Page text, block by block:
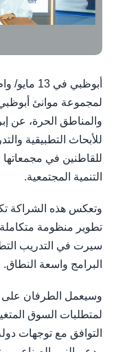
أبوظبي
لمجموعة موانئ
والمناطق الحرة، عن
للأبحاث التطبيقية
للقاطنين في مجمعاتها
التنمية المجتمعية.
وتعكس هذه الشراكة
تطوير منظومة
سيرت في التدريب
البرامج واسعة النطاق.
وسيعمل الطرفان على
لمتطلبات السوق
التوافق مع توجهات